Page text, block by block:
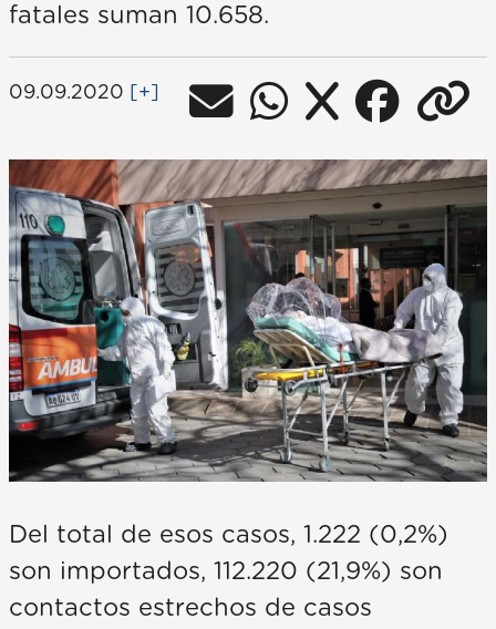
fatales suman 10.658.
09.09.2020 [+]
Del total de esos casos, 1.222 (0,2%)
son importados, 112.220 (21,9%) son
contactos estrechos de casos